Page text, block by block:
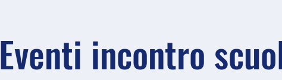
Eventi incontro